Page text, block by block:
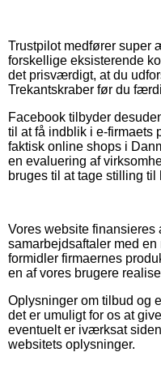
Trustpilot medfører super
forskellige eksisterende
det prisværdigt, at du
Trekantskraber før du
Facebook tilbyder
til at få indblik i e-firmaets
faktisk online shops i
en evaluering af
bruges til at tage stilling til
Vores website
samarbejdsaftaler med
formidler firmaernes
en af vores brugere
Oplysninger om tilbud og
det er umuligt for os at
eventuelt er iværksat
websitets oplysninger.